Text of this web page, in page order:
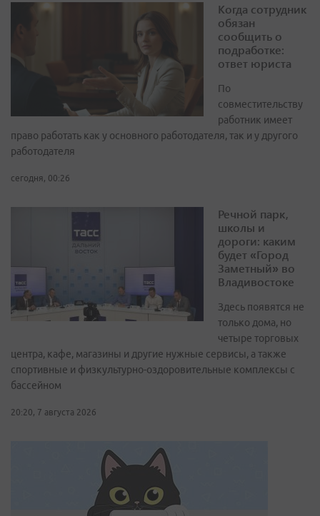
Когда сотрудник
обязан
сообщить о
подработке:
ответ юриста
По
совместительству
работник имеет
право работать как у основного работодателя, так и у другого
работодателя
сегодня, 00:26
Речной парк,
школы и
дороги: каким
будет «Город
Заметный» во
Владивостоке
Здесь появятся не
только дома, но
четыре торговых
центра, кафе, магазины и другие нужные сервисы, а также
спортивные и физкультурно-оздоровительные комплексы с
бассейном
20:20, 7 августа 2026